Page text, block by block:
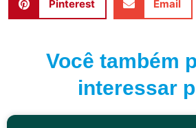
Pinterest Email
Você também
interessar